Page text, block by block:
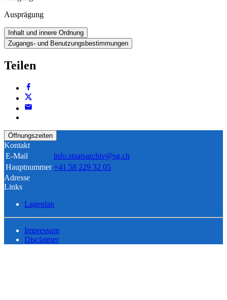
Ausprägung
Inhalt und innere Ordnung
Zugangs- und Benutzungsbestimmungen
Teilen
Öffnungszeiten
Kontakt
E-Mail
info.staatsarchiv@sg.ch
Hauptnummer +41 58 229 32 05
Adresse
Links
Lageplan
Impressum
Disclaimer